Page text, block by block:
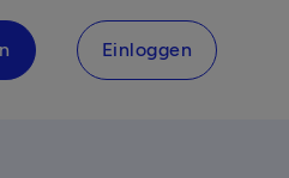
Einloggen